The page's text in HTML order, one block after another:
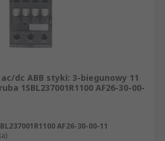
ac/dc ABB styki: 3-biegunowy 11
1SBL237001R1100 AF26-30-00-
AF26-30-00-11